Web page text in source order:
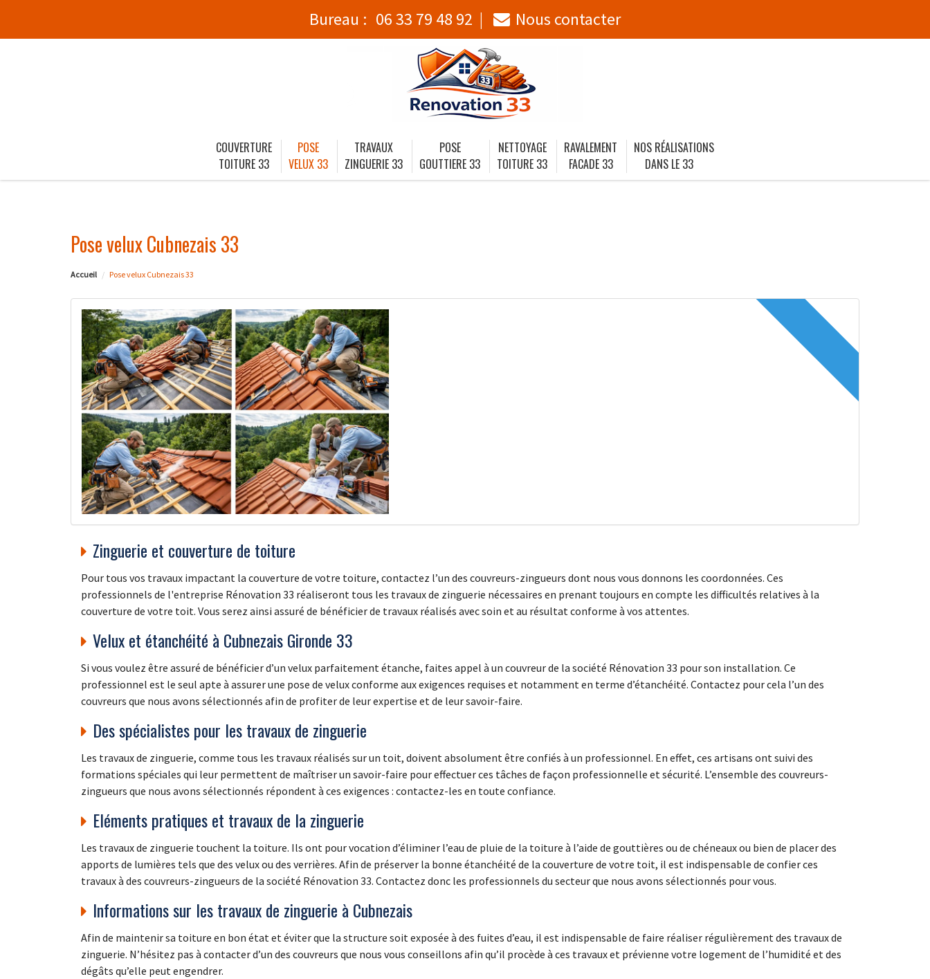
Bureau : 06 33 79 48 92 Nous contacter
COUVERTURE
TOITURE 33
POSE
VELUX 33
TRAVAUX
ZINGUERIE 33
POSE
GOUTTIERE 33
NETTOYAGE
TOITURE 33
RAVALEMENT
FACADE 33
NOS RÉALISATIONS
DANS LE 33
Pose velux Cubnezais 33
Accueil Pose velux Cubnezais 33
Zinguerie et couverture de toiture
Pour tous vos travaux impactant la couverture de votre toiture, contactez l’un des couvreurs-zingueurs dont nous vous donnons les coordonnées. Ces
professionnels de l'entreprise Rénovation 33 réaliseront tous les travaux de zinguerie nécessaires en prenant toujours en compte les difficultés relatives à la
couverture de votre toit. Vous serez ainsi assuré de bénéficier de travaux réalisés avec soin et au résultat conforme à vos attentes.
Velux et étanchéité à Cubnezais Gironde 33
Si vous voulez être assuré de bénéficier d’un velux parfaitement étanche, faites appel à un couvreur de la société Rénovation 33 pour son installation. Ce
professionnel est le seul apte à assurer une pose de velux conforme aux exigences requises et notamment en terme d’étanchéité. Contactez pour cela l’un des
couvreurs que nous avons sélectionnés afin de profiter de leur expertise et de leur savoir-faire.
Des spécialistes pour les travaux de zinguerie
Les travaux de zinguerie, comme tous les travaux réalisés sur un toit, doivent absolument être confiés à un professionnel. En effet, ces artisans ont suivi des
formations spéciales qui leur permettent de maîtriser un savoir-faire pour effectuer ces tâches de façon professionnelle et sécurité. L’ensemble des couvreurs-
zingueurs que nous avons sélectionnés répondent à ces exigences : contactez-les en toute confiance.
Eléments pratiques et travaux de la zinguerie
Les travaux de zinguerie touchent la toiture. Ils ont pour vocation d’éliminer l’eau de pluie de la toiture à l’aide de gouttières ou de chéneaux ou bien de placer des
apports de lumières tels que des velux ou des verrières. Afin de préserver la bonne étanchéité de la couverture de votre toit, il est indispensable de confier ces
travaux à des couvreurs-zingueurs de la société Rénovation 33. Contactez donc les professionnels du secteur que nous avons sélectionnés pour vous.
Informations sur les travaux de zinguerie à Cubnezais
Afin de maintenir sa toiture en bon état et éviter que la structure soit exposée à des fuites d’eau, il est indispensable de faire réaliser régulièrement des travaux de
zinguerie. N’hésitez pas à contacter d’un des couvreurs que nous vous conseillons afin qu’il procède à ces travaux et prévienne votre logement de l’humidité et des
dégâts qu’elle peut engendrer.